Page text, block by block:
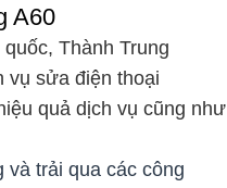
A60
Thành Trung
vụ sửa điện thoại
quả dịch vụ cũng như
và trải qua các công